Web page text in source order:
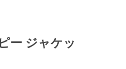
ー ジャケッ